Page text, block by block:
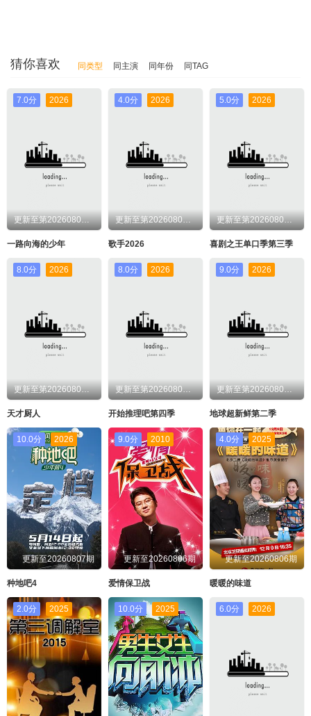
猜你喜欢 同类型 同主演 同年份 同TAG
7.0分 2026
更新至第20260806期
一路向海的少年
4.0分 2026
更新至第20260806期
歌手2026
5.0分 2026
更新至第20260806期
喜剧之王单口季第三季
8.0分 2026
更新至第20260806期
天才厨人
8.0分 2026
更新至第20260806期
开始推理吧第四季
9.0分 2026
更新至第20260806期
地球超新鲜第二季
10.0分 2026
更新至20260807期
种地吧4
9.0分 2010
更新至20260806期
爱情保卫战
4.0分 2025
更新至20260806期
暖暖的味道
2.0分 2025 10.0分 2025 6.0分 2026